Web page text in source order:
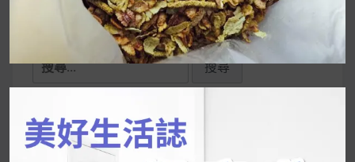
UrMart 為你打造理想生活
搜
尋
鍵
字:
近期文章